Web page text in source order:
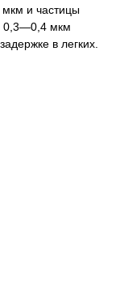
и частицы
0,3—0,4 мкм
в легких.